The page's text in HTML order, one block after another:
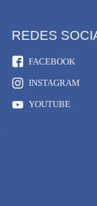
FACEBOOK
INSTAGRAM
YOUTUBE
REDES